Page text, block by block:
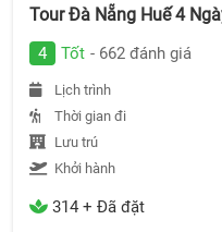
Tour Đà Nẵng Huế 4
4 Tốt - 662 đánh giá
Lịch trình
Thời gian đi
Lưu trú
Khởi hành
314 + Đã đặt